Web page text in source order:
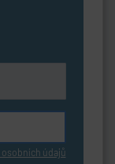
osobních údajů